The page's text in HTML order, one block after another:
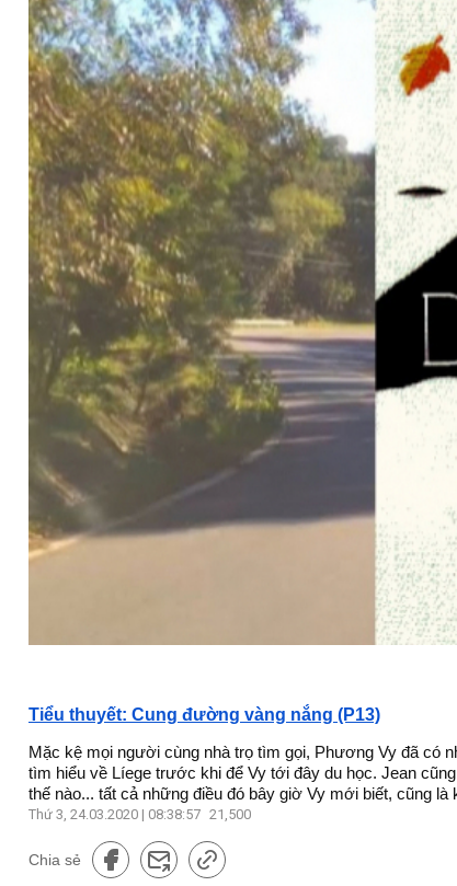
Tiểu thuyết: Cung đường vàng nắng (P13)
Mặc kệ mọi người cùng nhà trọ tìm gọi, Phương Vy đã có
tìm hiểu về Líege trước khi để Vy tới đây du học. Jean
thế nào... tất cả những điều đó bây giờ Vy mới biết, cũng
Thứ 3, 24.03.2020 | 08:38:57 21,500
Chia sẻ